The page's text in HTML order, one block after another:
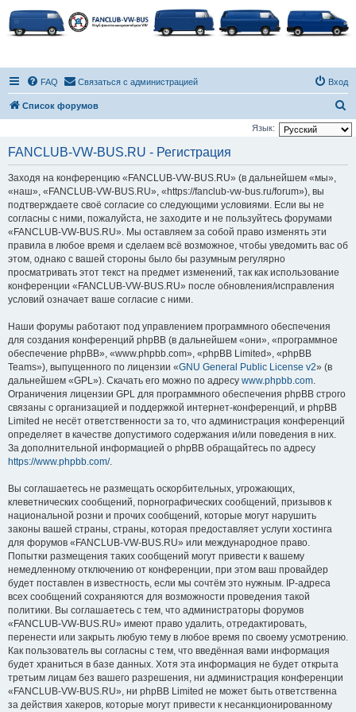
FAQ Связаться с администрацией Вход
Список форумов
о
Язык:
FANCLUB-VW-BUS.RU - Регистрация
Заходя на конференцию «FANCLUB-VW-BUS.RU» (в дальнейшем «мы»,
«наш», «FANCLUB-VW-BUS.RU», «https://fanclub-vw-bus.ru/forum»), вы
подтверждаете своё согласие со следующими условиями. Если вы не
согласны с ними, пожалуйста, не заходите и не пользуйтесь форумами
«FANCLUB-VW-BUS.RU». Мы оставляем за собой право изменять эти
правила в любое время и сделаем всё возможное, чтобы уведомить вас об
этом, однако с вашей стороны было бы разумным регулярно
просматривать этот текст на предмет изменений, так как использование
конференции «FANCLUB-VW-BUS.RU» после обновления/исправления
условий означает ваше согласие с ними.
Наши форумы работают под управлением программного обеспечения
для создания конференций phpBB (в дальнейшем «они», «программное
обеспечение phpBB», «www.phpbb.com», «phpBB Limited», «phpBB
Teams»), выпущенного по лицензии «GNU General Public License v2» (в
дальнейшем «GPL»). Скачать его можно по адресу www.phpbb.com
Ограничения лицензии GPL для программного обеспечения phpBB строго
связаны с организацией и поддержкой интернет-конференций, и phpBB
Limited не несёт ответственности за то, что администрация конференций
определяет в качестве допустимого содержания и/или поведения в них.
За дополнительной информацией о phpBB обращайтесь по адресу
https://www.phpbb.com/.
Вы соглашаетесь не размещать оскорбительных, угрожающих,
клеветнических сообщений, порнографических сообщений, призывов к
национальной розни и прочих сообщений, которые могут нарушить
законы вашей страны, страны, которая предоставляет услуги хостинга
для форумов «FANCLUB-VW-BUS.RU» или международное право.
Попытки размещения таких сообщений могут привести к вашему
немедленному отключению от конференции, при этом ваш провайдер
будет поставлен в известность, если мы сочтём это нужным. IP-адреса
всех сообщений сохраняются для возможности проведения такой
политики. Вы соглашаетесь с тем, что администраторы форумов
«FANCLUB-VW-BUS.RU» имеют право удалить, отредактировать,
перенести или закрыть любую тему в любое время по своему усмотрению.
Как пользователь вы согласны с тем, что введённая вами информация
будет храниться в базе данных. Хотя эта информация не будет открыта
третьим лицам без вашего разрешения, ни администрация конференции
«FANCLUB-VW-BUS.RU», ни phpBB Limited не может быть ответственна
за действия хакеров, которые могут привести к несанкционированному